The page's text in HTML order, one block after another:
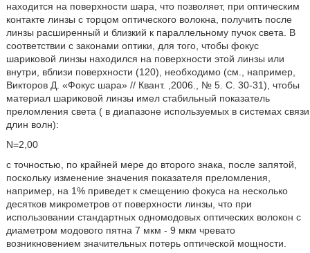
находится на поверхности шара, что позволяет, при оптическим
контакте линзы с торцом оптического волокна, получить после
линзы расширенный и близкий к параллельному пучок света. В
соответствии с законами оптики, для того, чтобы фокус
шариковой линзы находился на поверхности этой линзы или
внутри, вблизи поверхности (120), необходимо (см., например,
Викторов Д. «Фокус шара» // Квант. ,2006., № 5. С. 30-31), чтобы
материал шариковой линзы имел стабильный показатель
преломления света ( в диапазоне используемых в системах связи
длин волн):
N=2,00
с точностью, по крайней мере до второго знака, после запятой,
поскольку изменение значения показателя преломления,
например, на 1% приведет к смещению фокуса на несколько
десятков микрометров от поверхности линзы, что при
использовании стандартных одномодовых оптических волокон с
диаметром модового пятна 7 мкм - 9 мкм чревато
возникновением значительных потерь оптической мощности.